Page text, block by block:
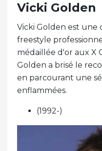
Vicki Golden
Vicki Golden est une
freestyle
médaillée d'or aux X
Golden a brisé le
en parcourant une
enflammées.
(1992-)